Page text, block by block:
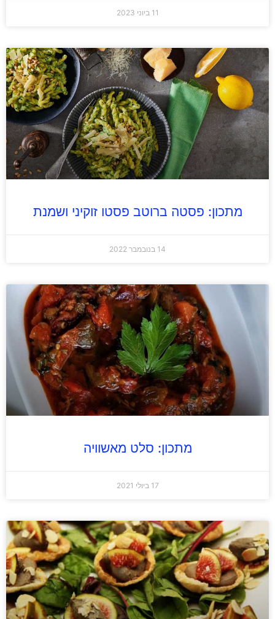
11 ביוני 2023
מתכון: פסטה ברוטב פסטו זוקיני ושמנת
14 בנובמבר 2022
מתכון: סלט מאשוויה
17 ביולי 2021